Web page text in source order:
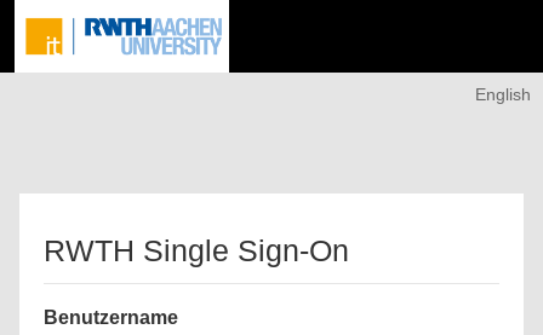
English
RWTH Single Sign-On
Benutzername